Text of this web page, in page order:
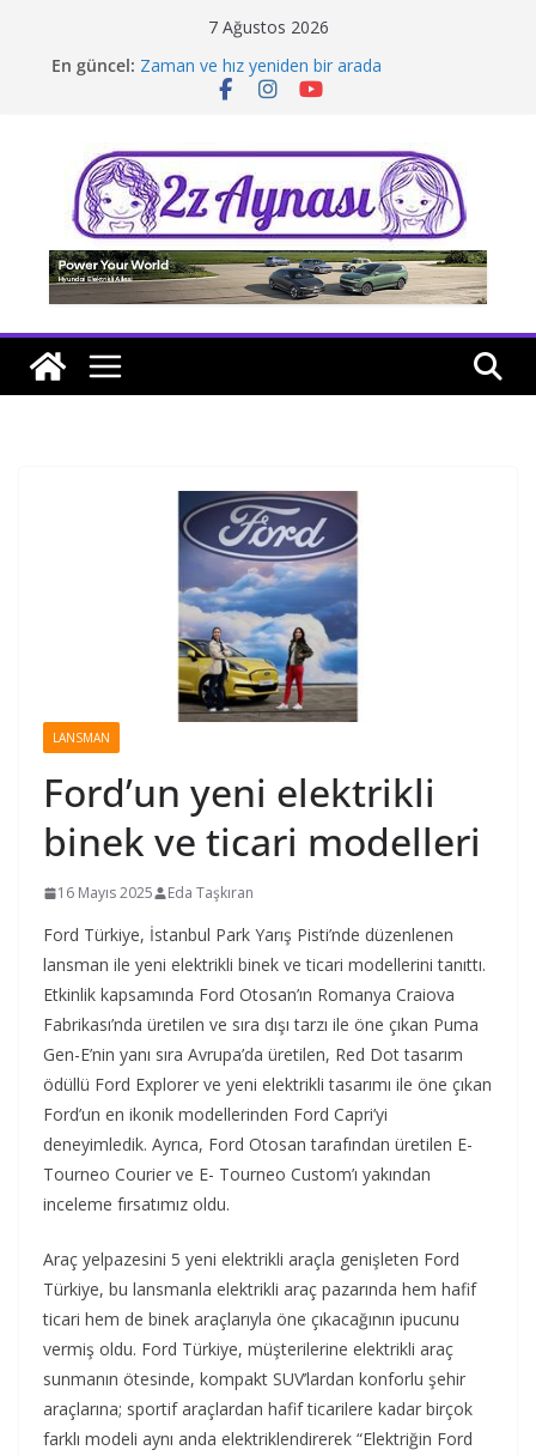
7 Ağustos 2026
En güncel: Zaman ve hız yeniden bir arada
Borusan Next Bodrum’da açıldı
Tatil rotasında test sürüşü
LANSMAN
Ford’un yeni elektrikli
binek ve ticari modelleri
16 Mayıs 2025 Eda Taşkıran
Ford Türkiye, İstanbul Park Yarış Pisti’nde düzenlenen
lansman ile yeni elektrikli binek ve ticari modellerini tanıttı.
Etkinlik kapsamında Ford Otosan’ın Romanya Craiova
Fabrikası’nda üretilen ve sıra dışı tarzı ile öne çıkan Puma
Gen-E’nin yanı sıra Avrupa’da üretilen, Red Dot tasarım
ödüllü Ford Explorer ve yeni elektrikli tasarımı ile öne çıkan
Ford’un en ikonik modellerinden Ford Capri’yi
deneyimledik. Ayrıca, Ford Otosan tarafından üretilen E-
Tourneo Courier ve E- Tourneo Custom’ı yakından
inceleme fırsatımız oldu.
Araç yelpazesini 5 yeni elektrikli araçla genişleten Ford
Türkiye, bu lansmanla elektrikli araç pazarında hem hafif
ticari hem de binek araçlarıyla öne çıkacağının ipucunu
vermiş oldu. Ford Türkiye, müşterilerine elektrikli araç
sunmanın ötesinde, kompakt SUV’lardan konforlu şehir
araçlarına; sportif araçlardan hafif ticarilere kadar birçok
farklı modeli aynı anda elektriklendirerek “Elektriğin Ford